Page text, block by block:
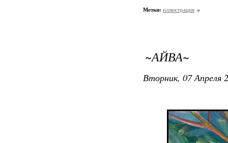
Метки: иллюстрация
~АЙВА~
Вторник, 07 Апреля